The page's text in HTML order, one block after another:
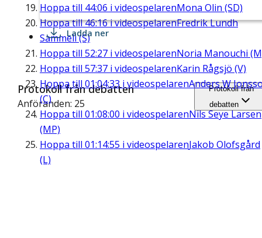
Hoppa till 44:06 i videospelarenMona Olin (SD)
Hoppa till46:16i videospelarenFredrik Lundh
Sammeli (S)
Hoppa till 52:27 i videospelarenNoria Manouchi
Hoppa till 57:37 i videospelarenKarin Rågsjö (V)
Hoppa till 01:04:33 i videospelarenAnders W
(C)
Hoppa till 01:08:00 i videospelarenNils Seye Larsen
(MP)
Hoppa till 01:14:55 i videospelarenJakob Olofsgård
(L)
Ladda ner
Protokoll från debatten
Anföranden: 25
Protokoll från
debatten